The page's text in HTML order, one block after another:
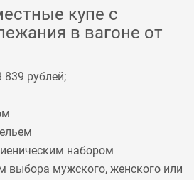
купе с
в вагоне от
839 рублей;
набором
выбора мужского, женского или